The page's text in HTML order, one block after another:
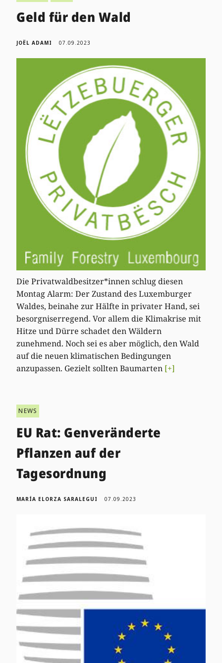
Geld für den Wald
JOËL ADAMI 07.09.2023
Die Privatwaldbesitzer*innen schlug diesen
Montag Alarm: Der Zustand des Luxemburger
Waldes, beinahe zur Hälfte in privater Hand, sei
besorgniserregend. Vor allem die Klimakrise mit
Hitze und Dürre schadet den Wäldern
zunehmend. Noch sei es aber möglich, den Wald
auf die neuen klimatischen Bedingungen
anzupassen. Gezielt sollten Baumarten [+]
NEWS
EU Rat: Genveränderte
Pflanzen auf der
Tagesordnung
MARÍA ELORZA SARALEGUI 07.09.2023